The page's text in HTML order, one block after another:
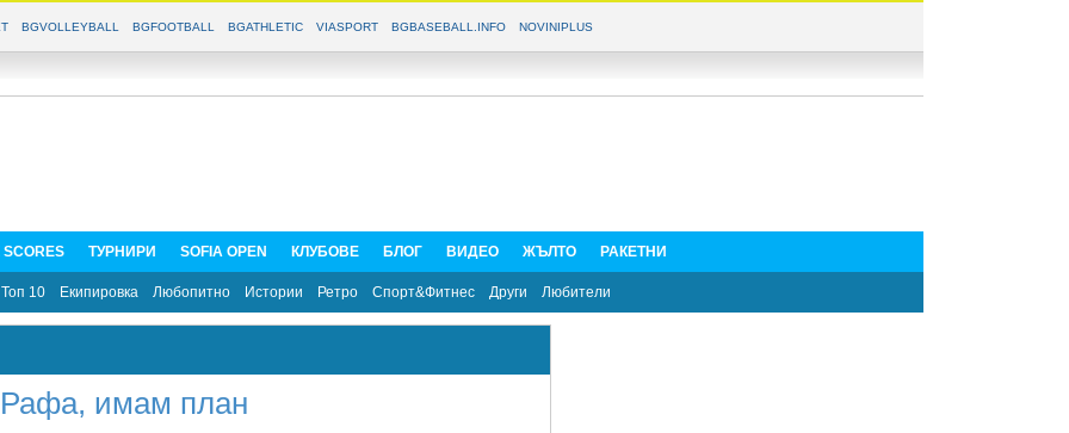
BGVOLLEYBALL BGFOOTBALL BGATHLETIC VIASPORT BGBASEBALL.INFO NOVINIPLUS
SCORES ТУРНИРИ SOFIA OPEN КЛУБОВЕ БЛОГ ВИДЕО ЖЪЛТО РАКЕТНИ
Топ 10 Екипировка Любопитно Истории Ретро Спорт&Фитнес Други Любители
имам план